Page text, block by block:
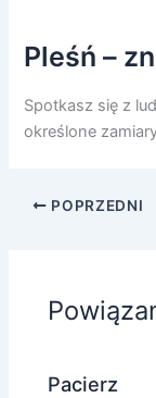
Pleśń –
Spotkasz się z
określone
POPRZEDNI
Pacierz